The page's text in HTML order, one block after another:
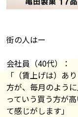
街の人はー
会社員（40代）：
「（賃上げは）あ
方が、毎月のよう
っていう買う方が
て感じがします」